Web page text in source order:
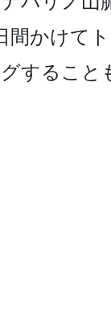
間かけて
すること